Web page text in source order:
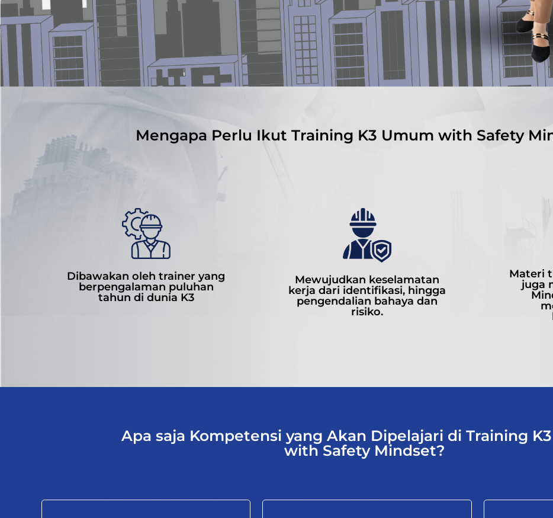
Mengapa Perlu Ikut Training K3 Umum with Safety
Dibawakan oleh trainer yang
berpengalaman puluhan
tahun di dunia K3
Mewujudkan keselamatan
kerja dari identifikasi, hingga
pengendalian bahaya dan
risiko.
Materi
juga
Apa saja Kompetensi yang Akan Dipelajari di Training
with Safety Mindset?